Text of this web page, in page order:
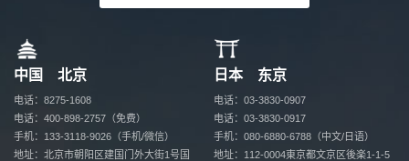
中国 北京
电话：8275-1608
电话：400-898-2757（免费）
手机：133-3118-9026（手机/微信）
地址：北京市朝阳区建国门外大街1号国
日本 东京
电话：03-3830-0907
电话：03-3830-0917
手机：080-6880-6788（中文/日语）
地址：112-0004東京都文京区後楽1-1-5